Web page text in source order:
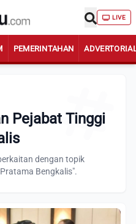
LIVE
PEMERINTAHAN
Pejabat Tinggi
dengan topik
Bengkalis".